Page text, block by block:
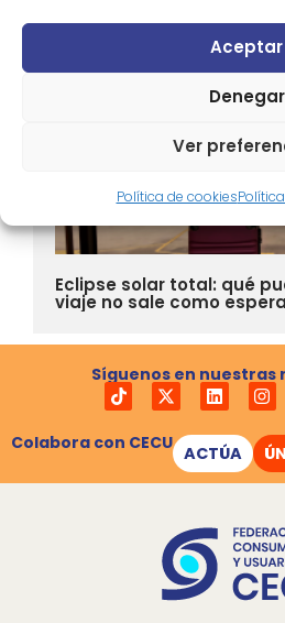
Aceptar
Denegar
Ver
Política de cookies
Eclipse solar total: qué
viaje no sale como
Síguenos en nuestras
Colabora con CECU ACTÚA